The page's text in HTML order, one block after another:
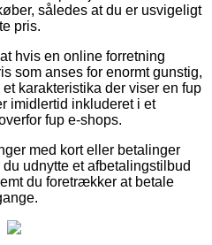
således at du er usvigeligt
pris.
hvis en online forretning
som anses for enormt gunstig,
karakteristika der viser en fup
imidlertid inkluderet i et
fup e-shops.
med kort eller betalinger
udnytte et afbetalingstilbud
du foretrækker at betale